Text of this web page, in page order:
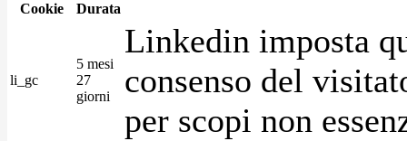
Cookie Durata
li_gc
5 mesi
27
giorni
Linkedin imposta
consenso del
per scopi non